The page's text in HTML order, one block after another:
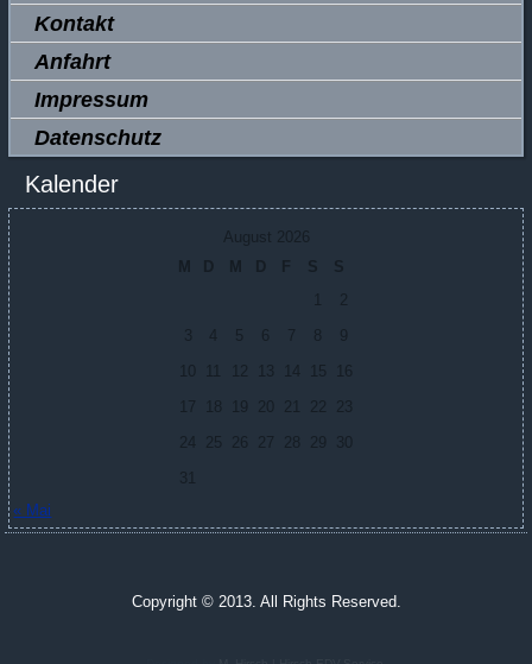
Kontakt
Anfahrt
Impressum
Datenschutz
Kalender
August 2026
M
D M D F S
S
1
2
3
5 6 7 8
9
10
11 12 13 14 15
16
17
18 19 20 21 22
23
24
25 26 27 28 29
30
31
« Mai
Copyright © 2013. All Rights Reserved.